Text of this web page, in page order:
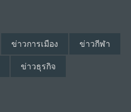
ข่าวการเมือง ข่าวกีฬา
ข่าวธุรกิจ